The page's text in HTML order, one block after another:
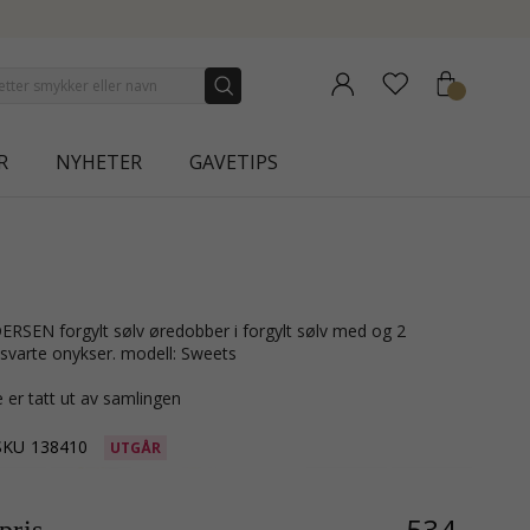
NYHETER GAVETIPS
onykser. modell: Sweets
er tatt ut av samlingen
138410 UTGÅR